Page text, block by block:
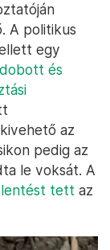
A politikus
egy
és
az
pedig az
le voksát. A
tett az